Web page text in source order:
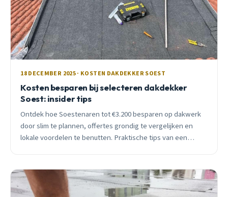
18 DECEMBER 2025 · KOSTEN DAKDEKKER SOEST
Kosten besparen bij selecteren dakdekker
Soest: insider tips
Ontdek hoe Soestenaren tot €3.200 besparen op dakwerk
door slim te plannen, offertes grondig te vergelijken en
lokale voordelen te benutten. Praktische tips van een